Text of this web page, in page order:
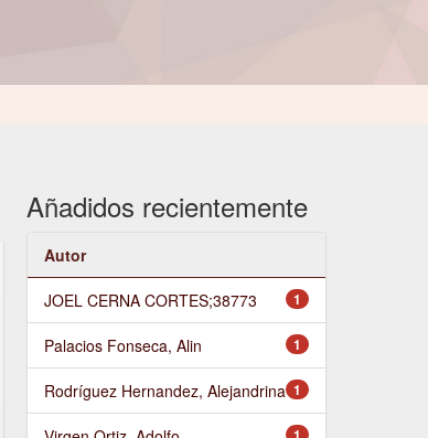
Añadidos recientemente
Autor
1
JOEL CERNA CORTES;38773
1
Palacios Fonseca, Alin
1
Rodríguez Hernandez, Alejandrina